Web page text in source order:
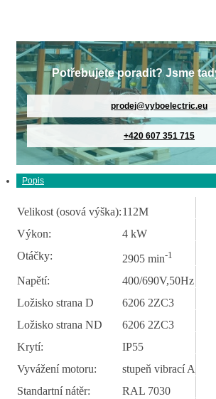
Potřebujete poradit? Jsme
prodej@vyboelectric.eu
+420 607 351 715
Popis
Velikost (osová výška):112M
Výkon:
4 kW
Otáčky:
2905 min-1
Napětí:
400/690V,50Hz
Ložisko strana D
6206 2ZC3
Ložisko strana ND
6206 2ZC3
Krytí:
IP55
Vyvážení motoru:
stupeň vibrací A
Standartní nátěr:
RAL 7030